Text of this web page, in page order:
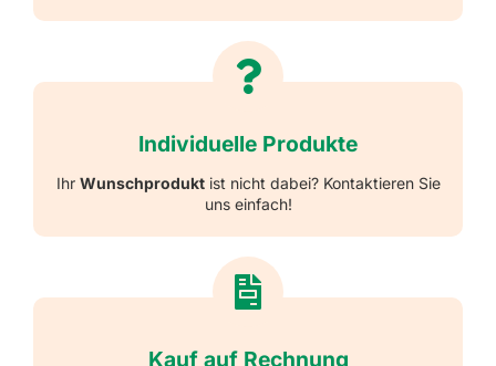
Individuelle Produkte
Ihr Wunschproduktist nicht dabei? Kontaktieren Sie
uns einfach!
Kauf auf Rechnung